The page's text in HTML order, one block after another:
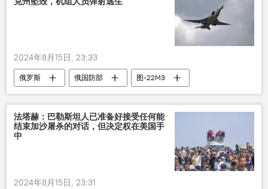
2024年8月15日, 23:33
俄罗斯 俄国防部
图-22M3
坠毁
飞机坠毁
法塔赫：巴勒斯坦人已准备好接受任何能
结束加沙屠杀的对话，但决定权在美国手
中
2024年8月15日, 23:31